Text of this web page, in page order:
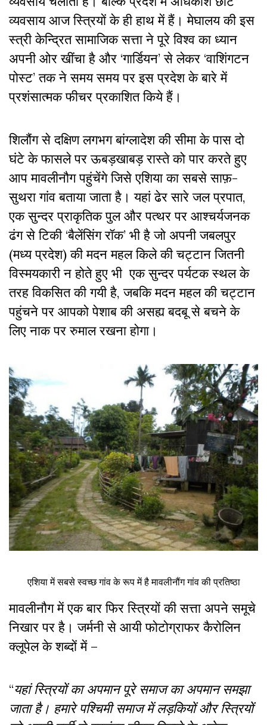
व्यवसाय आज स्त्रियों के ही हाथ में हैं। मेघालय की इस
स्त्री केन्द्रित सामाजिक सत्ता ने पूरे विश्व का ध्यान
अपनी ओर खींचा है और ‘गार्डियन’ से लेकर ‘वाशिंगटन
पोस्ट’ तक ने समय समय पर इस प्रदेश के बारे में
प्रशंसात्मक फीचर प्रकाशित किये हैं।
शिलौंग से दक्षिण लगभग बांग्लादेश की सीमा के पास दो
घंटे के फासले पर ऊबड़खाबड़ रास्ते को पार करते हुए
आप मावलीनौग पहुंचेंगे जिसे एशिया का सबसे साफ़-
सुथरा गांव बताया जाता है। यहां ढेर सारे जल प्रपात,
एक सुन्दर प्राकृतिक पुल और पत्थर पर आश्चर्यजनक
ढंग से टिकी ‘बैलेंसिंग रॉक’ भी है जो अपनी जबलपुर
(मध्य प्रदेश) की मदन महल किले की चट्टान जितनी
विस्मयकारी न होते हुए भी एक सुन्दर पर्यटक स्थल के
तरह विकसित की गयी है, जबकि मदन महल की चट्टान
पहुंचने पर आपको पेशाब की असह्य बदबू से बचने के
लिए नाक पर रुमाल रखना होगा।
एशिया में सबसे स्वच्छ गांव के रूप में है मावलीनौंग गांव की प्रतिष्ठा
मावलीनौग में एक बार फिर स्त्रियों की सत्ता अपने समूचे
निखार पर है। जर्मनी से आयी फोटोग्राफर कैरोलिन
क्लूपेल के शब्दों में –
“यहां स्त्रियों का अपमान पूरे समाज का अपमान समझा
जाता है। हमारे पश्चिमी समाज में लड़कियों और स्त्रियों